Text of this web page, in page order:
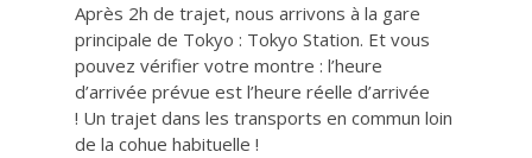
Après 2h de trajet, nous arrivons à la gare
principale de Tokyo : Tokyo Station. Et vous
pouvez vérifier votre montre : l’heure
d’arrivée prévue est l’heure réelle d’arrivée
! Un trajet dans les transports en commun loin
de la cohue habituelle !